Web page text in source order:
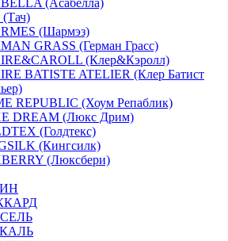
(Асабелла)
(Шармэз)
GRASS (Герман Грасс)
(Клер&Кэролл)
BATISTE ATELIER (Клер Батист
REPUBLIC (Хоум Репаблик)
DREAM (Люкс Дрим)
(Голдтекс)
(Кингсилк)
(Люксбери)